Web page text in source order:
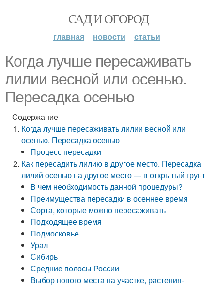
САД И ОГОРОД
главная новости статьи
Когда лучше пересаживать
лилии весной или осенью.
Пересадка осенью
Содержание
Когда лучше пересаживать лилии весной или
осенью. Пересадка осенью
Процесс пересадки
Как пересадить лилию в другое место. Пересадка
лилий осенью на другое место — в открытый грунт
В чем необходимость данной процедуры?
Преимущества пересадки в осеннее время
Сорта, которые можно пересаживать
Подходящее время
Подмосковье
Урал
Сибирь
Средние полосы России
Выбор нового места на участке, растения-